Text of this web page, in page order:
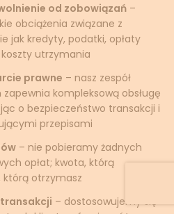
od zobowiązań –
obciążenia związane z
jak kredyty, podatki, opłaty
utrzymania
prawne – nasz zespół
kompleksową obsługę
o bezpieczeństwo transakcji i
przepisami
– nie pobieramy żadnych
opłat; kwota, którą
otrzymasz
– dostosowujemy się